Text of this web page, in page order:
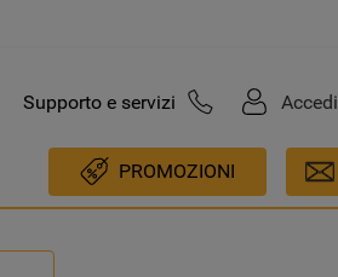
Supporto e servizi Accedi
PROMOZIONI